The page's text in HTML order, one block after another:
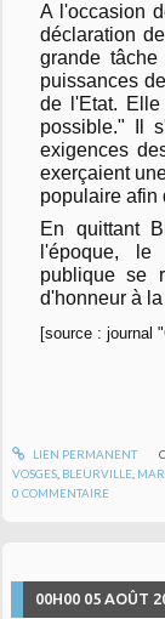
A l'occasion
déclaration
grande
puissances
de l'Etat.
possible." Il
exigences
exerçaient
populaire afin
En quittant
l'époque,
publique se
d'honneur à
[source : journal
LIEN PERMANENT
VOSGES BLEURVILLE
0 COMMENTAIRE
00H00 05 AOÛT